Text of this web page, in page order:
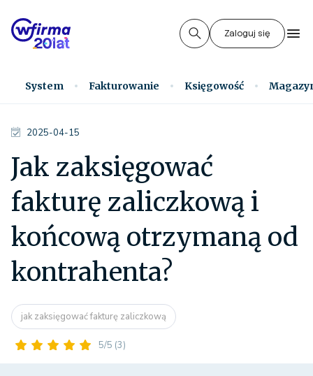
Zaloguj się
System Fakturowanie Księgowość
2025-04-15
Jak zaksięgować
fakturę zaliczkową i
końcową otrzymaną od
kontrahenta?
jak zaksięgować fakturę zaliczkową
5/5 (3)